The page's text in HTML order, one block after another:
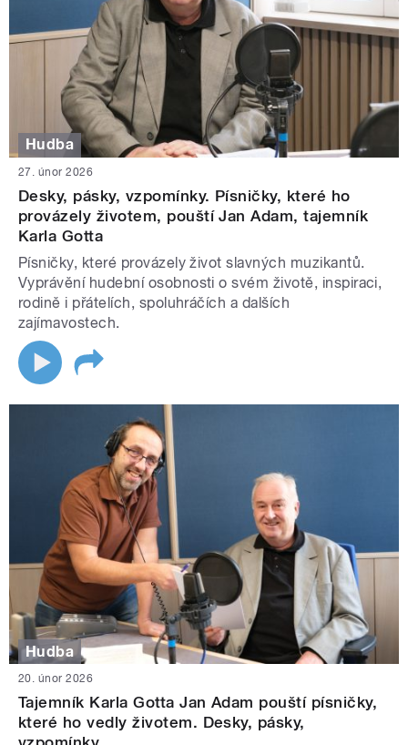
Hudba
27. únor 2026
Desky, pásky, vzpomínky. Písničky, které ho
provázely životem, pouští Jan Adam, tajemník
Karla Gotta
Písničky, které provázely život slavných muzikantů.
Vyprávění hudební osobnosti o svém životě, inspiraci,
rodině i přátelích, spoluhráčích a dalších
zajímavostech.
Hudba
20. únor 2026
Tajemník Karla Gotta Jan Adam pouští písničky,
které ho vedly životem. Desky, pásky,